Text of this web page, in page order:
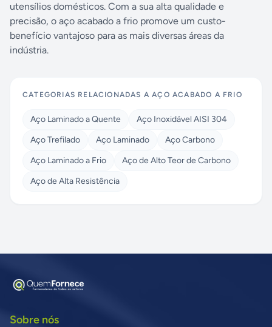
utensílios domésticos. Com a sua alta qualidade e
precisão, o aço acabado a frio promove um custo-
benefício vantajoso para as mais diversas áreas da
indústria.
CATEGORIAS RELACIONADAS AAÇO ACABADO A FRIO
Aço Laminado a Quente
Aço Inoxidável AISI 304
Aço Trefilado
Aço Laminado
Aço Carbono
Aço Laminado a Frio
Aço de Alto Teor de Carbono
Aço de Alta Resistência
Sobre nós